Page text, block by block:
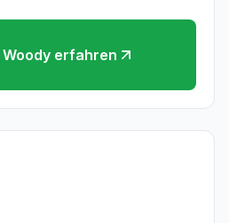
Woodyerfahren